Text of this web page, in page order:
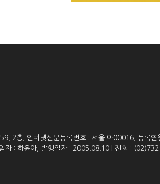
2층, 인터넷신문등록번호 : 서울 아00016, 등록
자 : 하윤아, 발행일자 : 2005.08.10 | 전화 :